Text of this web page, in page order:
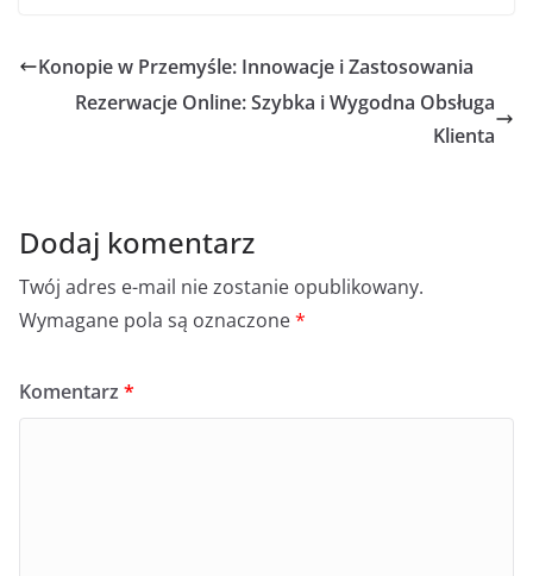
Konopie w Przemyśle: Innowacje i Zastosowania
Rezerwacje Online: Szybka i Wygodna Obsługa
Klienta
Dodaj komentarz
Twój adres e-mail nie zostanie opublikowany.
Wymagane pola są oznaczone*
Komentarz *